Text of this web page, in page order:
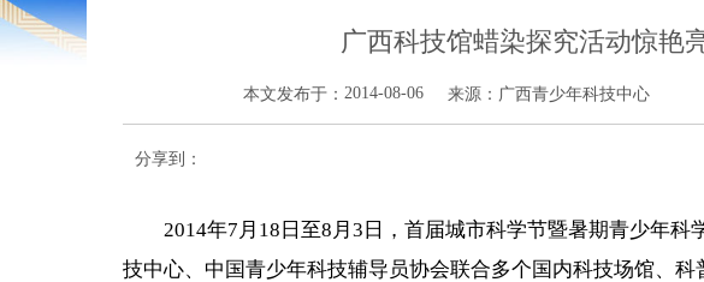
广西科技馆蜡染探究活动惊艳
本文发布于： 2014-08-06 来源： 广西青少年科技中心
分享到：
2014年7月18日至8月3日，首届城市科学节暨暑期青少年
技中心、中国青少年科技辅导员协会联合多个国内科技场馆、